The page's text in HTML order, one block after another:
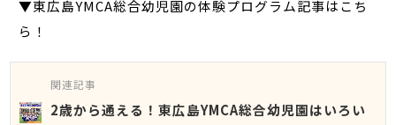
▼東広島YMCA総合幼児園の体験プログラム記事はこち
ら！
関連記事
2歳から通える！東広島YMCA総合幼児園はいろい